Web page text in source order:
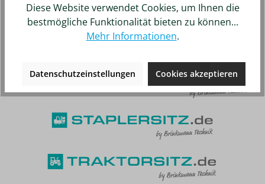
Unsere weiteren Online-Shops
Diese Website verwendet Cookies, um Ihnen die
bestmögliche Funktionalität bieten zu können...
Mehr Informationen.
Datenschutzeinstellungen Cookies akzeptieren